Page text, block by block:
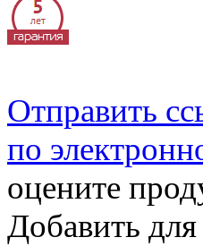
Отправить
по
оцените
Добавить